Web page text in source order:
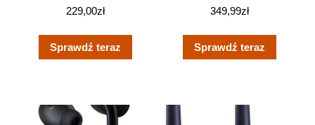
229,00zł
Sprawdź teraz
349,99zł
Sprawdź teraz